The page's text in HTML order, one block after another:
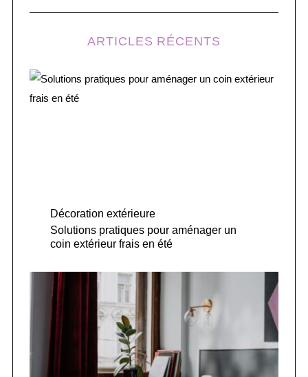
ARTICLES RÉCENTS
Décoration extérieure
Solutions pratiques pour aménager un
coin extérieur frais en été